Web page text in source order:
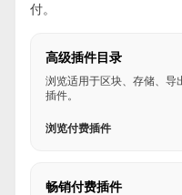
付。
高级插件目录
浏览适用于区块、存储、导
插件。
浏览付费插件
畅销付费插件